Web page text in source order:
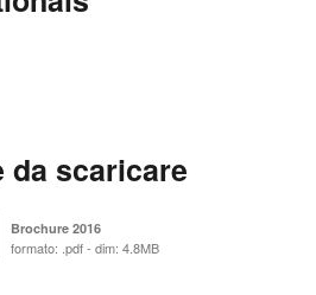
da scaricare
Brochure 2016
formato: .pdf - dim: 4.8MB